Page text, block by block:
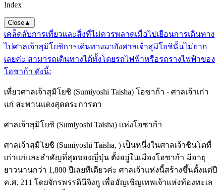
Index
Close▲
เคล็ดลับการเที่ยวและสิ่งที่ไม่ควรพลาดเมื่อไปเยือนการเดินทาง
ไปศาลเจ้าสุมิโยชิการเดินทางมายังศาลเจ้าสุมิโยชินั้นไม่ยาก
เลยค่ะ สามารถเดินทางได้ทั้งโดยรถไฟฟ้าหรือรถรางไฟฟ้าของ
โอซาก้า ดังนี้:
เที่ยวศาลเจ้าสุมิโยชิ (Sumiyoshi Taisha) โอซาก้า - ศาลเจ้าเก่า
แก่ สะพานแดงสุดตระการตา
ศาลเจ้าสุมิโยชิ (Sumiyoshi Taisha) แห่งโอซาก้า
ศาลเจ้าสุมิโยชิ (Sumiyoshi Taisha, ) เป็นหนึ่งในศาลเจ้าชินโตที่
เก่าแก่และสำคัญที่สุดของญี่ปุ่น ตั้งอยู่ในเมืองโอซาก้า มีอายุ
ยาวนานกว่า 1,800 ปีเลยทีเดียวค่ะ ศาลเจ้าแห่งนี้สร้างขึ้นตั้งแต่ปี
ค.ศ. 211 โดยจักรพรรดินีจิงกู เพื่ออัญเชิญเทพเจ้าแห่งท้องทะเล